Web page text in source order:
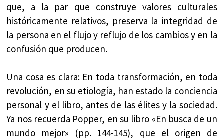
que, a la par que construye valores culturales
históricamente relativos, preserva la integridad de
la persona en el flujo y reflujo de los cambios y en la
confusión que producen.
Una cosa es clara: En toda transformación, en toda
revolución, en su etiología, han estado la conciencia
personal y el libro, antes de las élites y la sociedad.
Ya nos recuerda Popper, en su libro «En busca de un
mundo mejor» (pp. 144-145), que el origen de